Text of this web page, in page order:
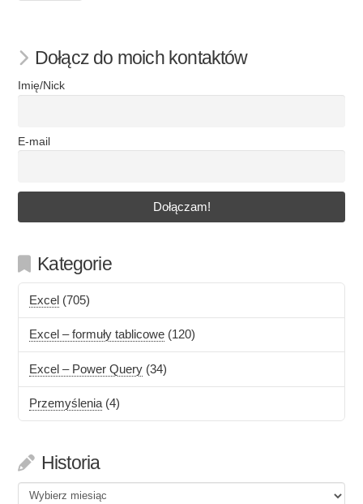
Dołącz do moich kontaktów
Imię/Nick
E-mail
Kategorie
Excel (705)
Excel – formuły tablicowe (120)
Excel – Power Query (34)
Przemyślenia(4)
Historia
Historia